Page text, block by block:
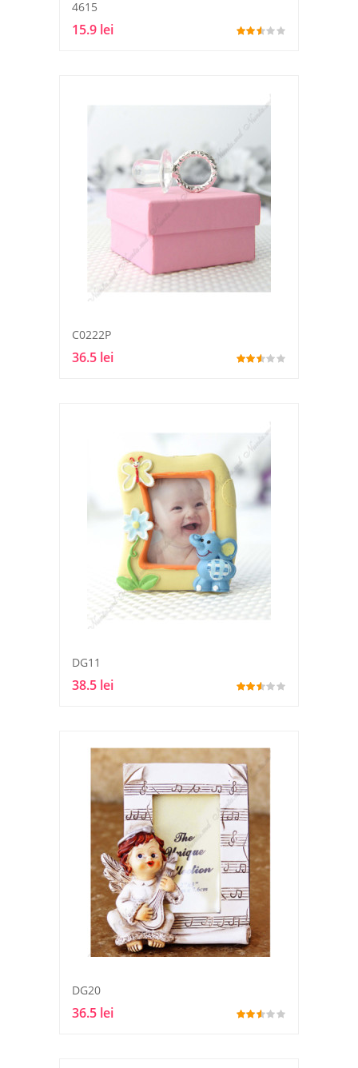
4615
15.9 lei
C0222P
36.5 lei
DG11
38.5 lei
DG20
36.5 lei